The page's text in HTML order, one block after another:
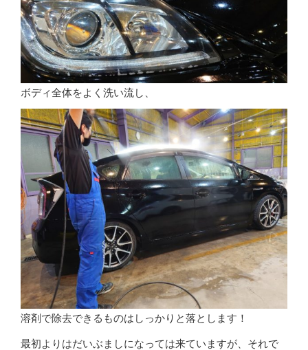
ボディ全体をよく洗い流し、
溶剤で除去できるものはしっかりと落とします！
最初よりはだいぶましになっては来ていますが、それで